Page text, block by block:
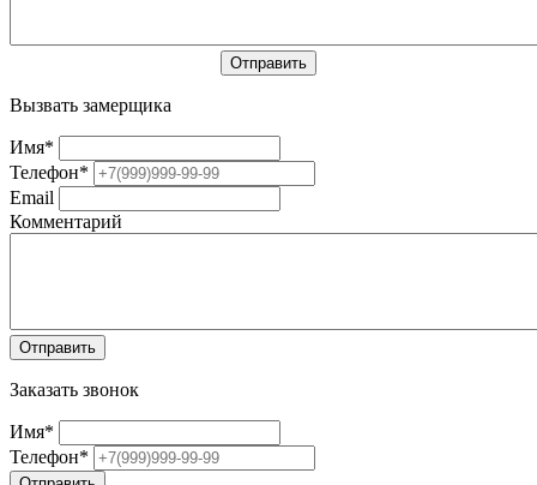
Вызвать замерщика
Имя*
Телефон*
Email
Комментарий
Заказать звонок
Имя*
Телефон*